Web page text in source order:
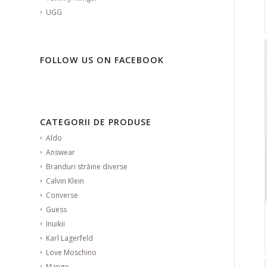
UGG
FOLLOW US ON FACEBOOK
CATEGORII DE PRODUSE
Aldo
Answear
Branduri străine diverse
Calvin Klein
Converse
Guess
Inuikii
Karl Lagerfeld
Love Moschino